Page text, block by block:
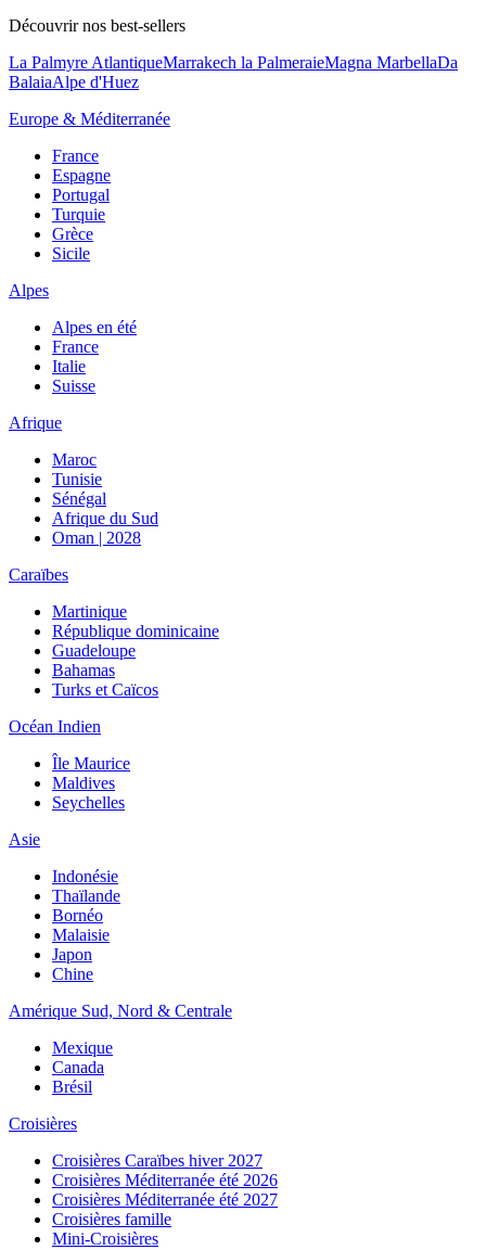
Découvrir nos best-sellers
La Palmyre AtlantiqueMarrakech la PalmeraieMagna MarbellaDa
BalaiaAlpe d'Huez
Europe & Méditerranée
France
Espagne
Portugal
Turquie
Grèce
Sicile
Alpes
Alpes en été
France
Italie
Suisse
Afrique
Maroc
Tunisie
Sénégal
Afrique du Sud
Oman | 2028
Caraïbes
Martinique
République dominicaine
Guadeloupe
Bahamas
Turks et Caïcos
Océan Indien
Île Maurice
Maldives
Seychelles
Asie
Indonésie
Thaïlande
Bornéo
Malaisie
Japon
Chine
Amérique Sud, Nord & Centrale
Mexique
Canada
Brésil
Croisières
Croisières Caraïbes hiver 2027
Croisières Méditerranée été 2026
Croisières Méditerranée été 2027
Croisières famille
Mini-Croisières